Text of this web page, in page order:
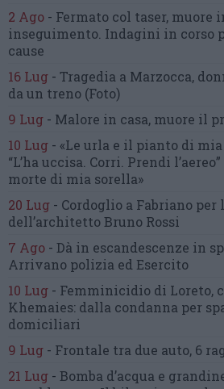
2 Ago - Fermato col taser, muore
inseguimento. Indagini in corso
cause
16 Lug - Tragedia a Marzocca,
da un treno (Foto)
9 Lug - Malore in casa, muore il
10 Lug - «Le urla e il pianto di
“L’ha uccisa. Corri. Prendi l’aereo”
morte di mia sorella»
20 Lug - Cordoglio a Fabriano per
dell’architetto Bruno Rossi
7 Ago - Dà in escandescenze in
Arrivano polizia ed Esercito
10 Lug - Femminicidio di Loreto,
Khemaies: dalla condanna per
domiciliari
9 Lug - Frontale tra due auto, 6
21 Lug - Bomba d’acqua e